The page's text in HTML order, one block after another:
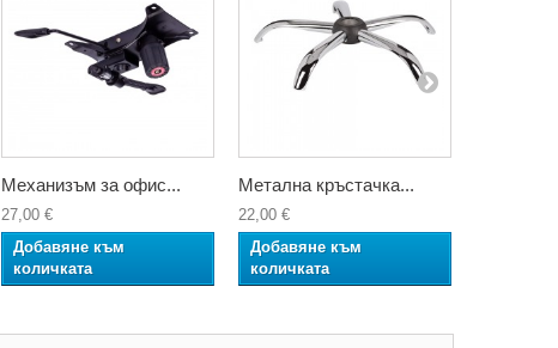
Механизъм за офис...
27,00 €
Добавяне към
количката
Метална кръстачка...
22,00 €
Добавяне към
количката